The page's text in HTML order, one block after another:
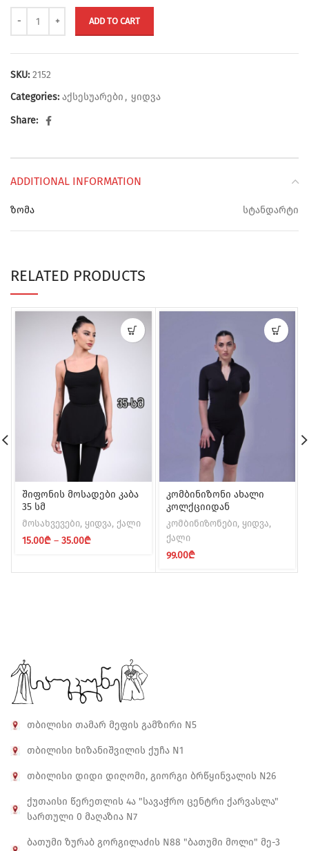
ADD TO CART
SKU: 2152
Categories: აქსესუარები , ყიდვა
Share:
ADDITIONAL INFORMATION
ზომა სტანდარტი
RELATED PRODUCTS
შიფონის მოსადები კაბა
35 სმ
მოსახვევები, ყიდვა, ქალი
15.00₾ – 35.00₾Price
კომბინიზონი ახალი
კოლქციიდან
კომბინიზონები, ყიდვა,
ქალი
99.00₾
თბილისი თამარ მეფის გამზირი N5
თბილისი ხიზანიშვილის ქუჩა N1
თბილისი დიდი დიღომი, გიორგი ბრწყინვალის N26
ქუთაისი წერეთლის 4ა "სავაჭრო ცენტრი ქარვასლა"
სართული 0 მაღაზია N7
ბათუმი ზურაბ გორგილაძის N88 "ბათუმი მოლი" მე-3